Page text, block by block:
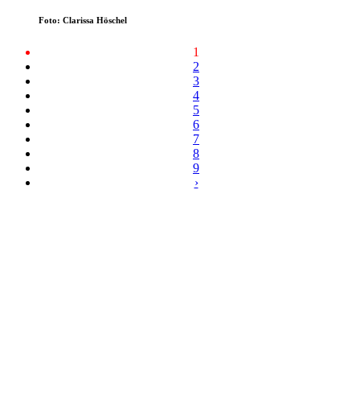
Foto: Clarissa Höschel
1
2
3
4
5
6
7
8
9
›